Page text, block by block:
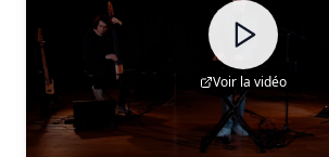
Voir la vidéo